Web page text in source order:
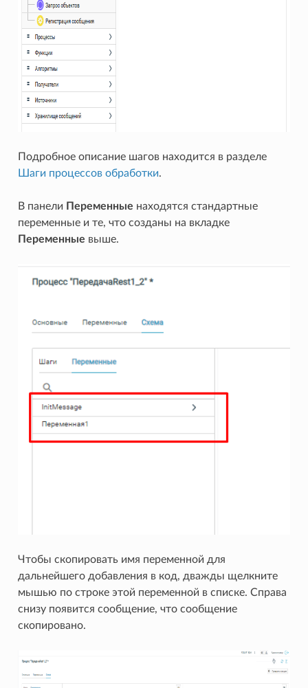
Подробное описание шагов находится в разделе
Шаги процессов обработки.
В панели Переменные находятся стандартные
переменные и те, что созданы на вкладке
Переменные выше.
Чтобы скопировать имя переменной для
дальнейшего добавления в код, дважды щелкните
мышью по строке этой переменной в списке. Справа
снизу появится сообщение, что сообщение
скопировано.